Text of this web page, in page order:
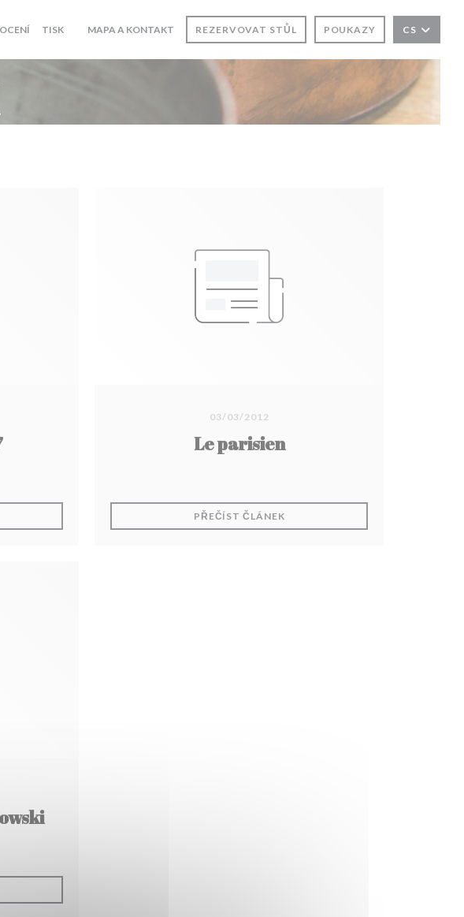
TISK
((OTEVŘE SE V NOVÉM OKNĚ))
MAPA A KONTAKT REZERVOVAT STŮL POUKAZY CS
SE V NOVÉM OKNĚ))
03/03/2012
Le parisien
PŘEČÍST ČLÁNEK((OTEVŘE SE V NOVÉM OKNĚ))
SE V NOVÉM OKNĚ))